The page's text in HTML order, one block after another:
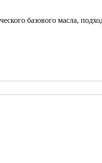
базового масла,